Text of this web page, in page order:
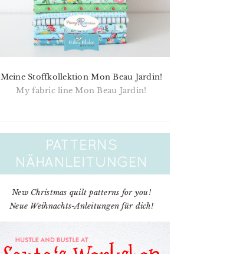
Meine Stoffkollektion Mon Beau Jardin!
My fabric line Mon Beau Jardin!
New Christmas quilt patterns for you!
Neue Weihnachts-Anleitungen für dich!